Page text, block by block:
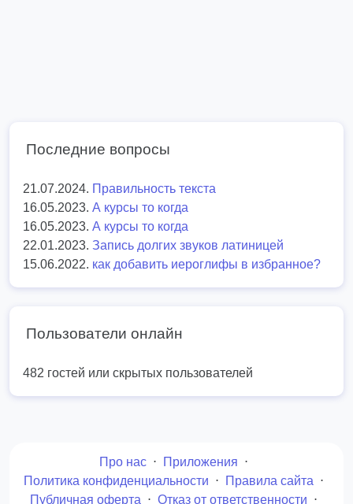
Последние вопросы
21.07.2024. Правильность текста
16.05.2023. А курсы то когда
16.05.2023. А курсы то когда
22.01.2023. Запись долгих звуков латиницей
15.06.2022. как добавить иероглифы в избранное?
Пользователи онлайн
482 гостей или скрытых пользователей
Про нас ⋅ Приложения ⋅
Политика конфиденциальности ⋅ Правила сайта ⋅
Публичная оферта ⋅ Отказ от ответственности ⋅